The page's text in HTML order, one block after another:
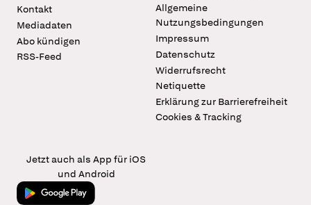
Kontakt
Mediadaten
Abo kündigen
RSS-Feed
Allgemeine
Nutzungsbedingungen
Impressum
Datenschutz
Widerrufsrecht
Netiquette
Erklärung zur Barrierefreiheit
Cookies & Tracking
Jetzt auch als App für iOS
und Android
Jetzt bei Google Play